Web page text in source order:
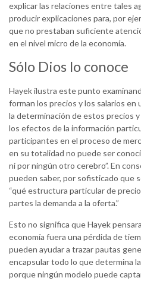
explicar las relaciones entre tales
producir explicaciones para, por
que no prestaban suficiente
en el nivel micro de la economía.
Sólo Dios lo conoce
Hayek ilustra este punto
forman los precios y los salarios en
la determinación de estos precios y
los efectos de la información
participantes en el proceso de
en su totalidad no puede ser
ni por ningún otro cerebro”. En
pueden saber, por sofisticado que
“qué estructura particular de
partes la demanda a la oferta.”
Esto no significa que Hayek
economía fuera una pérdida de
pueden ayudar a trazar pautas
encapsular todo lo que determina
porque ningún modelo puede